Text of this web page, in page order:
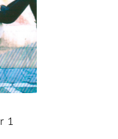
1